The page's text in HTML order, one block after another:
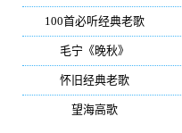
100首必听经典老歌
毛宁《晚秋》
怀旧经典老歌
望海高歌